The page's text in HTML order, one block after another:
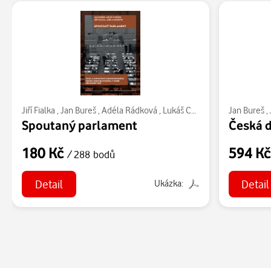
Jiří Fialka , Jan Bureš, Adéla Rádková , Lukáš Cvrček
Spoutaný parlament
180 Kč / 288 bodů
Detail Ukázka:
Jan Bureš,
Česká
594
Detail